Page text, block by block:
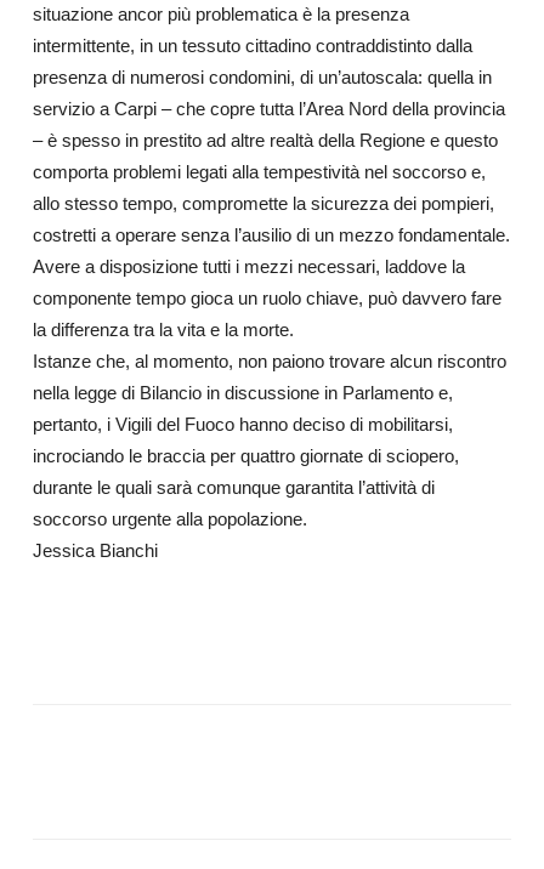
situazione ancor più problematica è la presenza
intermittente, in un tessuto cittadino contraddistinto dalla
presenza di numerosi condomini, di un’autoscala: quella in
servizio a Carpi – che copre tutta l’Area Nord della provincia
– è spesso in prestito ad altre realtà della Regione e questo
comporta problemi legati alla tempestività nel soccorso e,
allo stesso tempo, compromette la sicurezza dei pompieri,
costretti a operare senza l’ausilio di un mezzo fondamentale.
Avere a disposizione tutti i mezzi necessari, laddove la
componente tempo gioca un ruolo chiave, può davvero fare
la differenza tra la vita e la morte.
Istanze che, al momento, non paiono trovare alcun riscontro
nella legge di Bilancio in discussione in Parlamento e,
pertanto, i Vigili del Fuoco hanno deciso di mobilitarsi,
incrociando le braccia per quattro giornate di sciopero,
durante le quali sarà comunque garantita l’attività di
soccorso urgente alla popolazione.
Jessica Bianchi